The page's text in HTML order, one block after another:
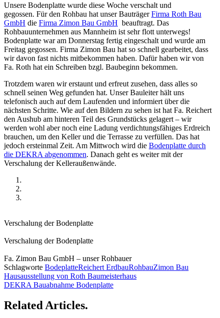
Unsere Bodenplatte wurde diese Woche verschalt und
gegossen. Für den Rohbau hat unser BauträgerFirma Roth Bau
GmbH die Firma Zimon Bau GmbH beauftragt. Das
Rohbauunternehmen aus Mannheim ist sehr flott unterwegs!
Bodenplatte war am Donnerstag fertig eingeschalt und wurde am
Freitag gegossen. Firma Zimon Bau hat so schnell gearbeitet, dass
wir davon fast nichts mitbekommen haben. Dafür haben wir von
Fa. Roth hat ein Schreiben bzgl. Baubeginn bekommen.
Trotzdem waren wir erstaunt und erfreut zusehen, dass alles so
schnell seinen Weg gefunden hat. Unser Bauleiter hält uns
telefonisch auch auf dem Laufenden und informiert über die
nächsten Schritte. Wie auf den Bildern zu sehen ist hat Fa. Reichert
den Aushub am hinteren Teil des Grundstücks gelagert – wir
werden wohl aber noch eine Ladung verdichtungsfähiges Erdreich
brauchen, um den Keller und die Terrasse zu verfüllen. Das hat
jedoch ersteinmal Zeit. Am Mittwoch wird die Bodenplatte durch
die DEKRA abgenommen. Danach geht es weiter mit der
Verschalung derKelleraußenwände.
Verschalung der Bodenplatte
Verschalung der Bodenplatte
Fa. Zimon Bau GmbH – unser Rohbauer
Schlagworte BodeplatteReichert ErdbauRohbauZimon Bau
Hausausstellung von Roth Baumeisterhaus
DEKRA Bauabnahme Bodenplatte
Related Articles.